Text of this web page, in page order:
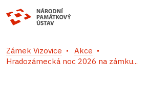
Zámek Vizovice
Akce
Hradozámecká noc 2026 na zámku...